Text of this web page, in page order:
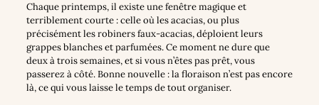
Chaque printemps, il existe une fenêtre magique et
terriblement courte : celle où les acacias, ou plus
précisément les robiners faux-acacias, déploient leurs
grappes blanches et parfumées. Ce moment ne dure que
deux à trois semaines, et si vous n’êtes pas prêt, vous
passerez à côté. Bonne nouvelle : la floraison n’est pas encore
là, ce qui vous laisse le temps de tout organiser.